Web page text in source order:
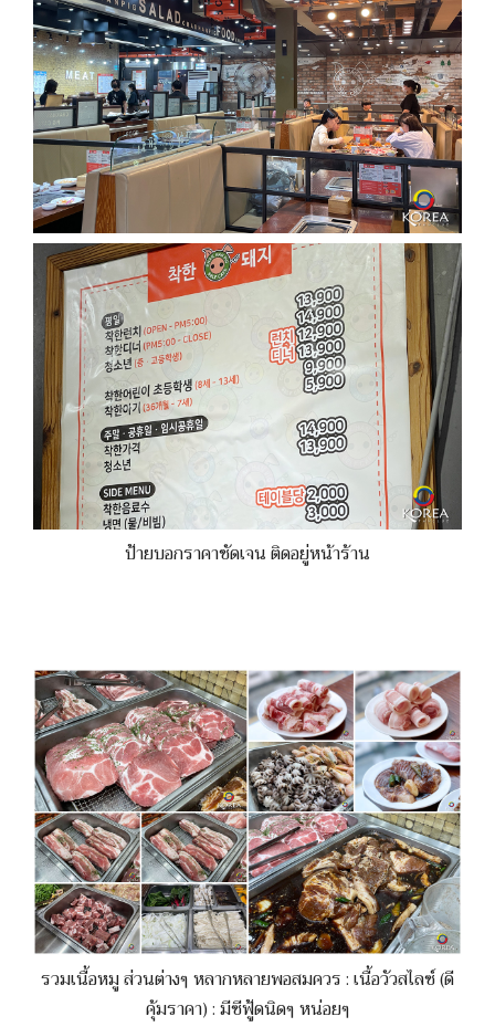
ป้ายบอกราคาชัดเจน ติดอยู่หน้าร้าน
รวมเนื้อหมู ส่วนต่างๆ หลากหลายพอสมควร : เนื้อวัวสไลซ์ (ดี
คุ้มราคา) : มีซีฟู้ดนิดๆ หน่อยๆ